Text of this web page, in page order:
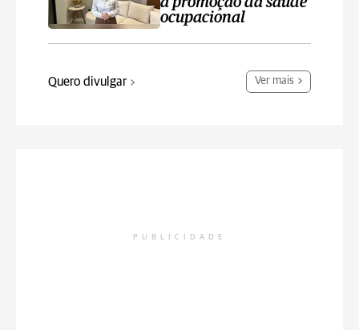
ocupacional
Quero divulgar Ver mais
PUBLICIDADE